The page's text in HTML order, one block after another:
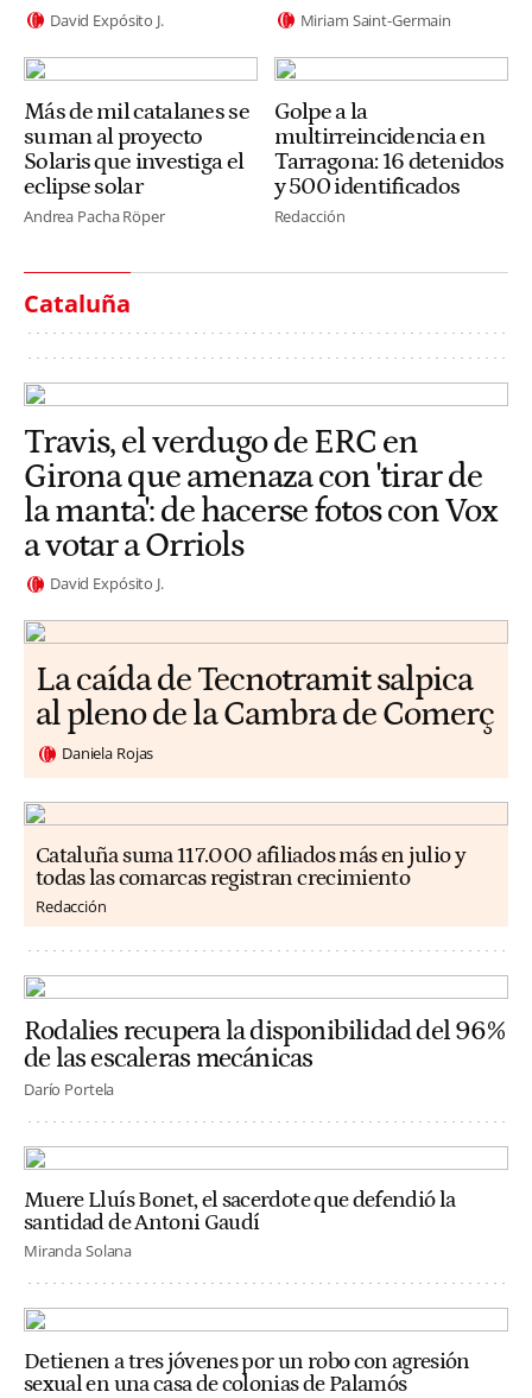
David Expósito J. Miriam Saint-Germain
Más de mil catalanes se
suman al proyecto
Solaris que investiga el
eclipse solar
Andrea Pacha Röper
Golpe a la
multirreincidencia en
Tarragona: 16 detenidos
y 500 identificados
Redacción
Cataluña
Travis, el verdugo de ERC en
Girona que amenaza con 'tirar de
la manta': de hacerse fotos con Vox
a votar a Orriols
David Expósito J.
La caída de Tecnotramit salpica
al pleno de la Cambra de Comerç
Daniela Rojas
Cataluña suma 117.000 afiliados más en julio y
todas las comarcas registran crecimiento
Redacción
Rodalies recupera la disponibilidad del 96%
de las escaleras mecánicas
Darío Portela
Muere Lluís Bonet, el sacerdote que defendió la
santidad de Antoni Gaudí
Miranda Solana
Detienen a tres jóvenes por un robo con agresión
sexual en una casa de colonias de Palamós